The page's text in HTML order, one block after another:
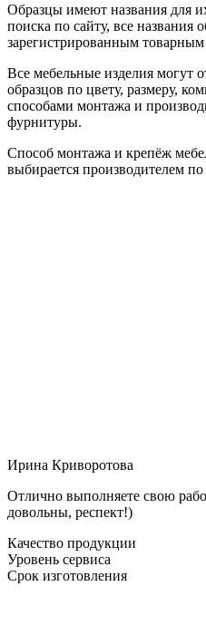
Образцы имеют названия для
поиска по сайту, все названия
зарегистрированным товарным
Все мебельные изделия могут
образцов по цвету, размеру,
способами монтажа и
фурнитуры.
Способ монтажа и крепёж
выбирается производителем
Ирина Криворотова
Отлично выполняете свою
довольны, респект!)
Качество продукции
Уровень сервиса
Срок изготовления